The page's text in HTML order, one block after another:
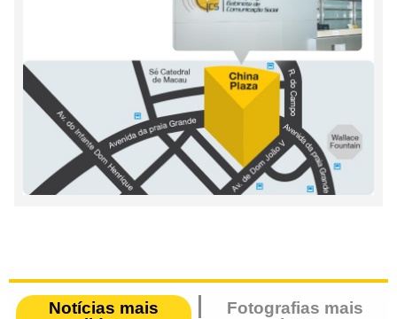
Notícias mais
Fotografias mais